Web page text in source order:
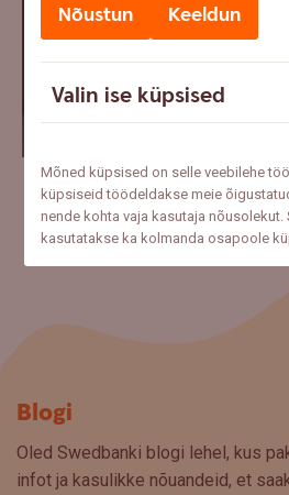
Nõustun Keeldun
Valin ise küpsised
Mõned küpsised on selle veebilehe
küpsiseid töödeldakse meie
nende kohta vaja kasutaja nõusolekut.
kasutatakse ka kolmanda osapoole
Laadi alla
Blogi
Oled Swedbanki blogi lehel, kus
infot ja kasulikke nõuandeid, et